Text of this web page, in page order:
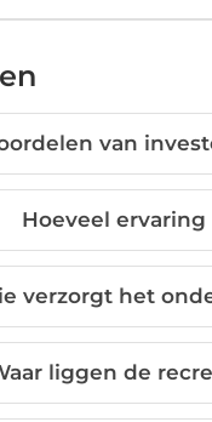
van
Hoeveel ervaring
verzorgt het
liggen de